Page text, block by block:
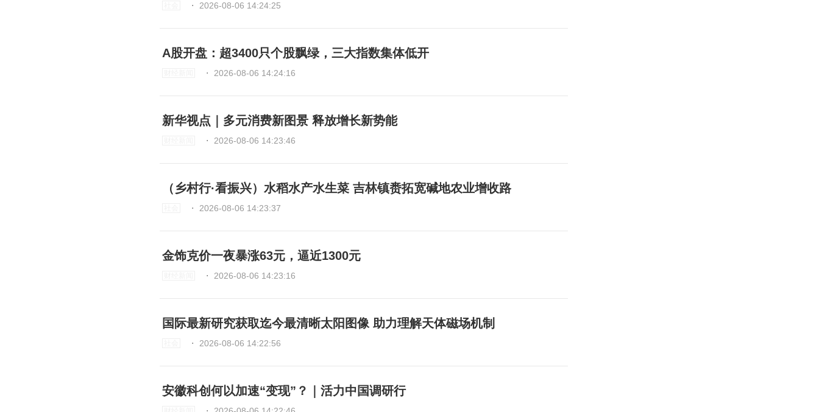
⋅ 2026-08-06 14:24:25
A股开盘：超3400只个股飘绿，三大指数集体低开
⋅ 2026-08-06 14:24:16
新华视点｜多元消费新图景 释放增长新势能
⋅ 2026-08-06 14:23:46
（乡村行·看振兴）水稻水产水生菜 吉林镇赉拓宽碱地农业增收路
⋅ 2026-08-06 14:23:37
金饰克价一夜暴涨63元，逼近1300元
⋅ 2026-08-06 14:23:16
国际最新研究获取迄今最清晰太阳图像 助力理解天体磁场机制
⋅ 2026-08-06 14:22:56
安徽科创何以加速“变现”？｜活力中国调研行